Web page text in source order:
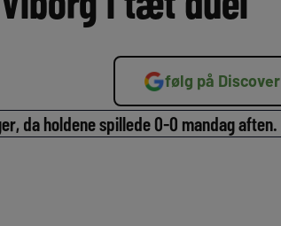
følg på Discover
da holdene spillede 0-0 mandag aften.